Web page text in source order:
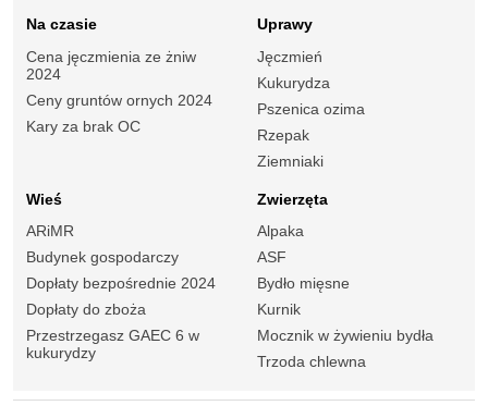
Na czasie
Cena jęczmienia ze żniw
2024
Ceny gruntów ornych 2024
Kary za brak OC
Uprawy
Jęczmień
Kukurydza
Pszenica ozima
Rzepak
Ziemniaki
Wieś
ARiMR
Budynek gospodarczy
Dopłaty bezpośrednie 2024
Dopłaty do zboża
Przestrzegasz GAEC 6 w
kukurydzy
Zwierzęta
Alpaka
ASF
Bydło mięsne
Kurnik
Mocznik w żywieniu bydła
Trzoda chlewna